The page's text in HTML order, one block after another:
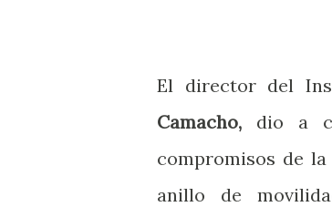
El director del
Camacho, dio a
compromisos de
anillo de